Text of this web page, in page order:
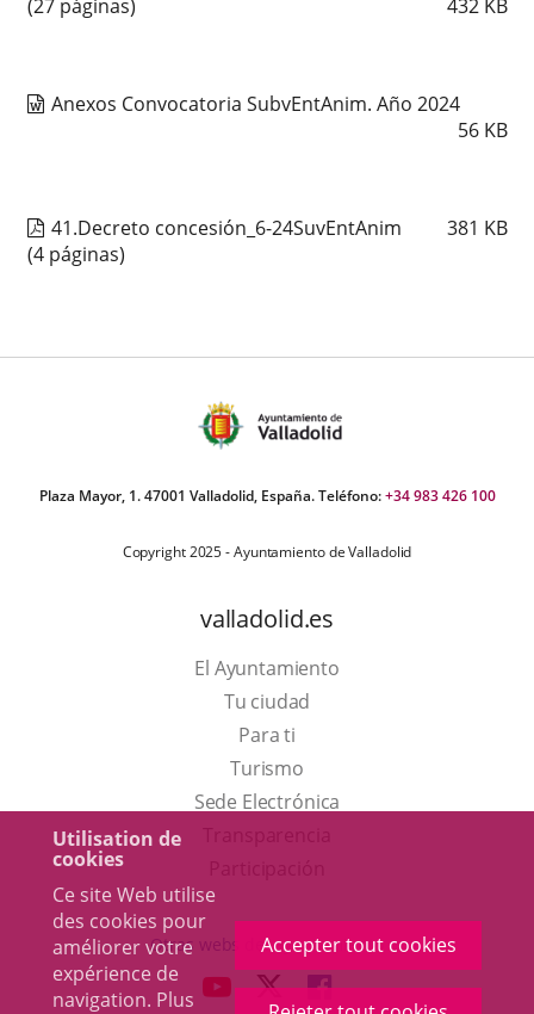
Utilisation de
cookies
Ce site Web utilise
des cookies pour
améliorer votre
expérience de
navigation. Plus
Accepter tout cookies
432 KB
(27 páginas)
Anexos Convocatoria SubvEntAnim. Año 2024
56 KB
41.Decreto concesión_6-24SuvEntAnim 381 KB
(4 páginas)
Plaza Mayor, 1. 47001 Valladolid, España. Teléfono:+34 983 426 100
Copyright 2025 - Ayuntamiento de Valladolid
valladolid.es
El Ayuntamiento
Tu ciudad
Para ti
TurismoEste
enlace
una
ventana
nueva.
Sede Electrónica
externa.
Otras webs del ayuntamiento
ENLACEENLACEENLACE